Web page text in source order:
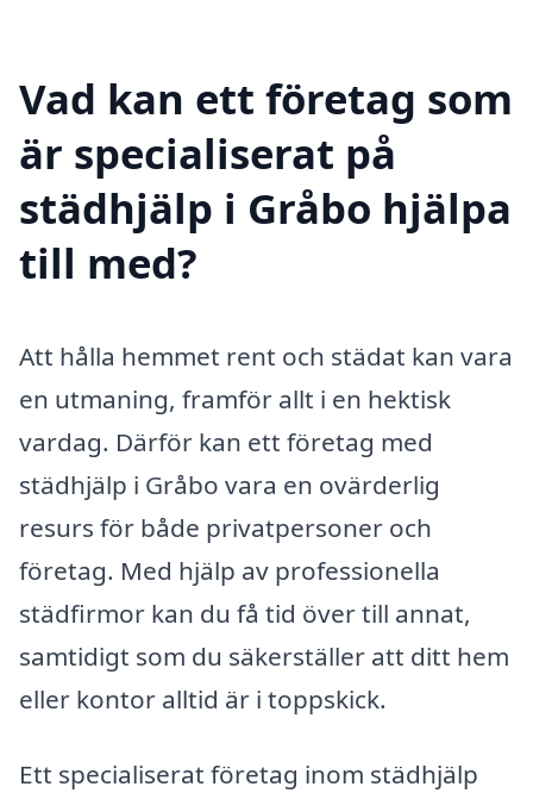
Vad kan ett företag som
är specialiserat på
städhjälp i Gråbo hjälpa
till med?
Att hålla hemmet rent och städat kan vara
en utmaning, framför allt i en hektisk
vardag. Därför kan ett företag med
städhjälp i Gråbo vara en ovärderlig
resurs för både privatpersoner och
företag. Med hjälp av professionella
städfirmor kan du få tid över till annat,
samtidigt som du säkerställer att ditt hem
eller kontor alltid är i toppskick.
Ett specialiserat företag inom städhjälp